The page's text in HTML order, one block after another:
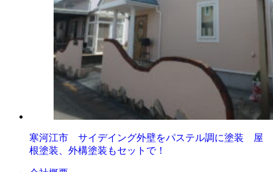
寒河江市 サイデイング外壁をパステル調に塗装 屋
根塗装、外構塗装もセットで！